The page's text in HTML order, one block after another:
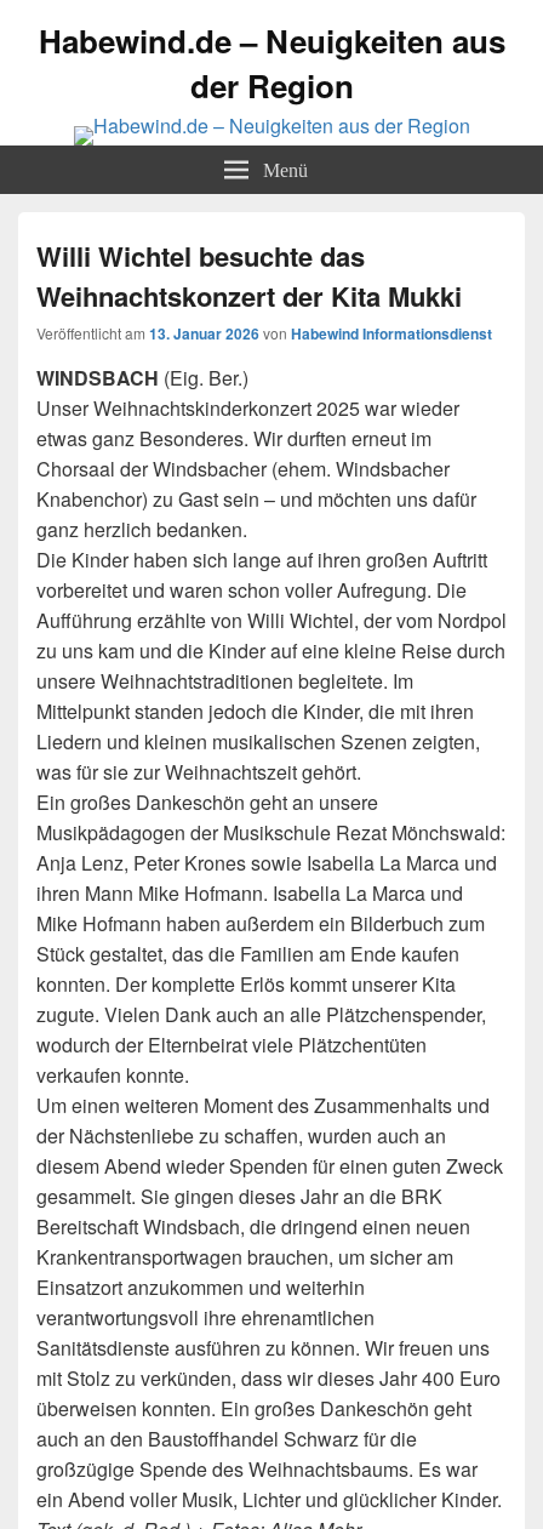
Habewind.de – Neuigkeiten aus
der Region
Menü
Willi Wichtel besuchte das
Weihnachtskonzert der Kita Mukki
Veröffentlicht am 13. Januar 2026von Habewind Informationsdienst
WINDSBACH (Eig. Ber.)
Unser Weihnachtskinderkonzert 2025 war wieder
etwas ganz Besonderes. Wir durften erneut im
Chorsaal der Windsbacher (ehem. Windsbacher
Knabenchor) zu Gast sein – und möchten uns dafür
ganz herzlich bedanken.
Die Kinder haben sich lange auf ihren großen Auftritt
vorbereitet und waren schon voller Aufregung. Die
Aufführung erzählte von Willi Wichtel, der vom Nordpol
zu uns kam und die Kinder auf eine kleine Reise durch
unsere Weihnachtstraditionen begleitete. Im
Mittelpunkt standen jedoch die Kinder, die mit ihren
Liedern und kleinen musikalischen Szenen zeigten,
was für sie zur Weihnachtszeit gehört.
Ein großes Dankeschön geht an unsere
Musikpädagogen der Musikschule Rezat Mönchswald:
Anja Lenz, Peter Krones sowie Isabella La Marca und
ihren Mann Mike Hofmann. Isabella La Marca und
Mike Hofmann haben außerdem ein Bilderbuch zum
Stück gestaltet, das die Familien am Ende kaufen
konnten. Der komplette Erlös kommt unserer Kita
zugute. Vielen Dank auch an alle Plätzchenspender,
wodurch der Elternbeirat viele Plätzchentüten
verkaufen konnte.
Um einen weiteren Moment des Zusammenhalts und
der Nächstenliebe zu schaffen, wurden auch an
diesem Abend wieder Spenden für einen guten Zweck
gesammelt. Sie gingen dieses Jahr an die BRK
Bereitschaft Windsbach, die dringend einen neuen
Krankentransportwagen brauchen, um sicher am
Einsatzort anzukommen und weiterhin
verantwortungsvoll ihre ehrenamtlichen
Sanitätsdienste ausführen zu können. Wir freuen uns
mit Stolz zu verkünden, dass wir dieses Jahr 400 Euro
überweisen konnten. Ein großes Dankeschön geht
auch an den Baustoffhandel Schwarz für die
großzügige Spende des Weihnachtsbaums. Es war
ein Abend voller Musik, Lichter und glücklicher Kinder.